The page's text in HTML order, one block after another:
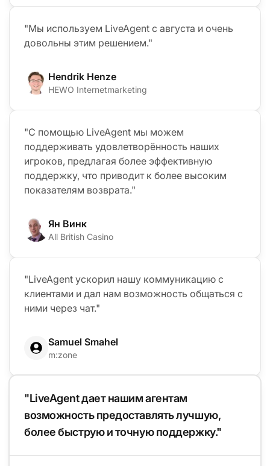
"Мы используем LiveAgent с августа и очень
довольны этим решением."
Hendrik Henze
HEWO Internetmarketing
"С помощью LiveAgent мы можем
поддерживать удовлетворённость наших
игроков, предлагая более эффективную
поддержку, что приводит к более высоким
показателям возврата."
Ян Винк
All British Casino
"LiveAgent ускорил нашу коммуникацию с
клиентами и дал нам возможность общаться с
ними через чат."
Samuel Smahel
m:zone
"LiveAgent дает нашим агентам
возможность предоставлять лучшую,
более быструю и точную поддержку."